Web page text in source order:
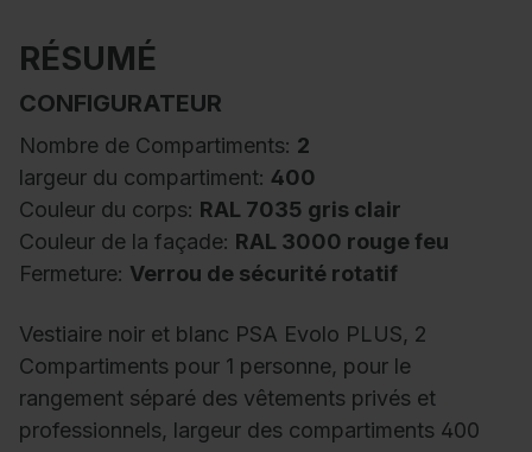
RÉSUMÉ
CONFIGURATEUR
Nombre de Compartiments: 2
largeur du compartiment: 400
Couleur du corps: RAL 7035 gris clair
Couleur de la façade: RAL 3000 rouge feu
Fermeture: Verrou de sécurité rotatif
Vestiaire noir et blanc PSA Evolo PLUS, 2
Compartiments pour 1 personne, pour le
rangement séparé des vêtements privés et
professionnels, largeur des compartiments 400